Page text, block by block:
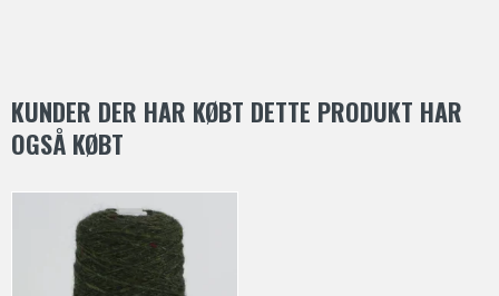
KUNDER DER HAR KØBT DETTE PRODUKT HAR
OGSÅ KØBT